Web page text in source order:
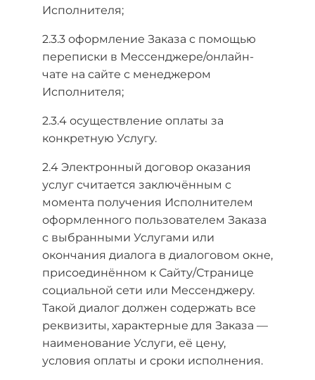
Исполнителя;
2.3.3 оформление Заказа с помощью
переписки в Мессенджере/онлайн-
чате на сайте с менеджером
Исполнителя;
2.3.4 осуществление оплаты за
конкретную Услугу.
2.4 Электронный договор оказания
услуг считается заключённым с
момента получения Исполнителем
оформленного пользователем Заказа
с выбранными Услугами или
окончания диалога в диалоговом окне,
присоединённом к Сайту/Странице
социальной сети или Мессенджеру.
Такой диалог должен содержать все
реквизиты, характерные для Заказа —
наименование Услуги, её цену,
условия оплаты и сроки исполнения.